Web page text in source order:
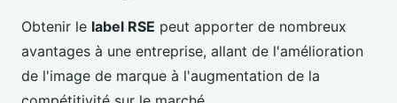
Obtenir le label RSE peut apporter de nombreux
avantages à une entreprise, allant de l'amélioration
de l'image de marque à l'augmentation de la